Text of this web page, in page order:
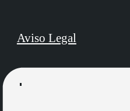
Aviso Legal